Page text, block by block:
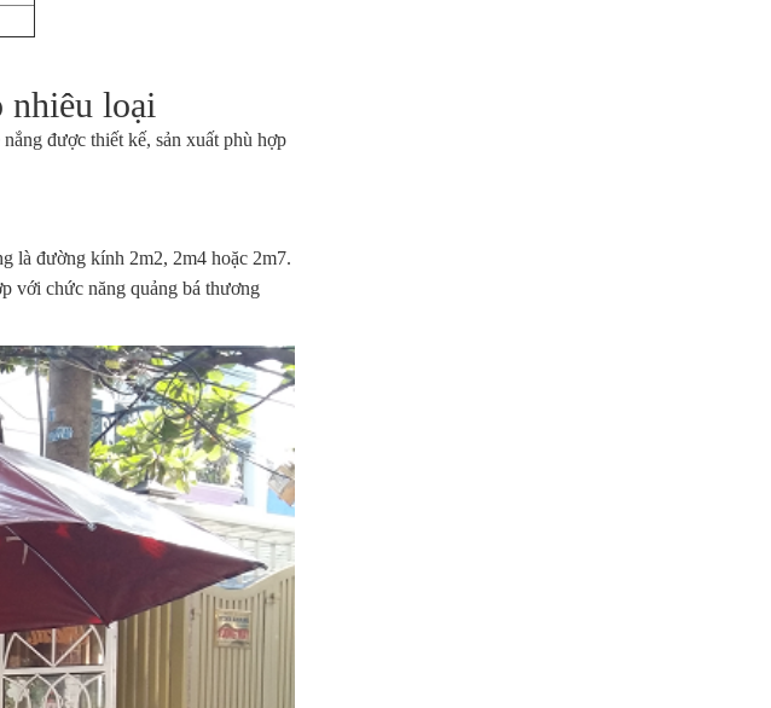
nhiêu loại
được thiết kế, sản xuất phù hợp
là đường kính 2m2, 2m4 hoặc 2m7.
với chức năng quảng bá thương